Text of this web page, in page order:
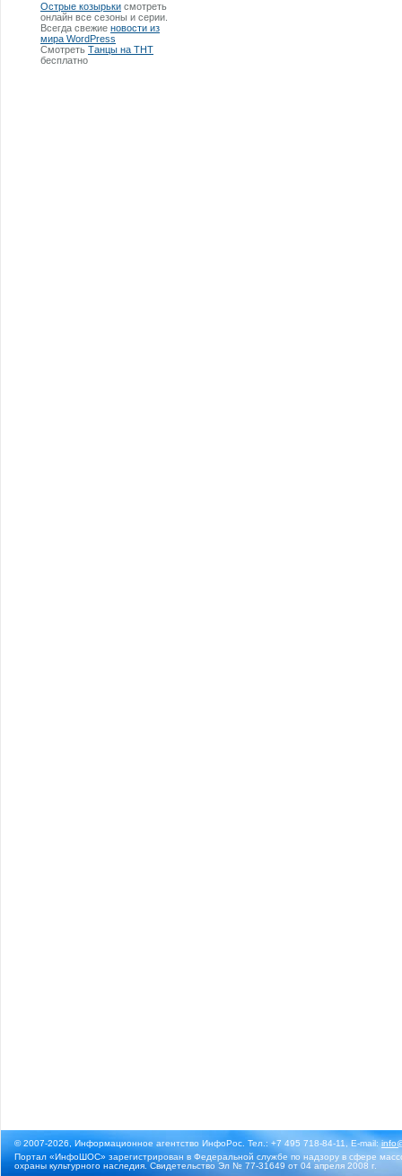
Острые козырьки смотреть
онлайн все сезоны и серии.
Всегда свежие новости из
мира WordPress
Смотреть Танцы на ТНТ
бесплатно
© 2007-2026, Информационное агентство ИнфоРос. Тел.: +7 495 718-84-11, E-mail:
Портал «ИнфоШОС» зарегистрирован в Федеральной службе по надзору в сфере
охраны культурного наследия. Свидетельство Эл № 77-31649 от 04 апреля 2008 г.